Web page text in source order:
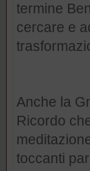
termine
cercare e
Anche la
Ricordo
toccanti